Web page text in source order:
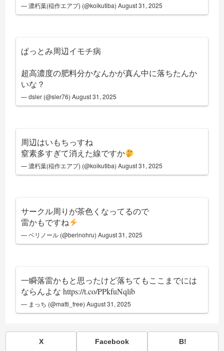
— 濃朽葉(稲作エアプ) (@koikutiba)August 31, 2025
ぱっとみ周辺イモチ病
超高濃度の肥料分かなんかが真ん中に落ちたんか
いな？
— dsler (@sler76)August 31, 2025
周辺はいもちっすね
窒素多すぎて消えた線ですか
— 濃朽葉(稲作エアプ) (@koikutiba)August 31, 2025
サークル周りが茶色くなってるので
雷かもですね
— ベリノール (@berinohru)August 31, 2025
一瞬落雷かもと思ったけど落ちてもここまでには
ならんよなhttps://t.co/PPkfuNqlib
— まっち (@matti_free)August 31, 2025
X Facebook B!